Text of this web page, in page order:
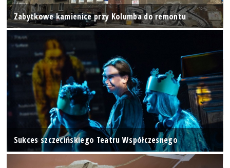
Zabytkowe kamienice przy Kolumba do remontu
Sukces szczecińskiego Teatru Współczesnego